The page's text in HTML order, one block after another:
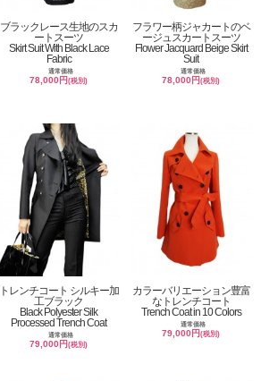
ブラックレース生地のスカ
ートスーツ
Skirt Suit With Black Lace
Fabric
通常価格
78,000円(税別)
フラワー柄ジャカートのベ
ージュスカートスーツ
Flower Jacquard Beige Skirt
Suit
通常価格
78,000円(税別)
トレンチコート シルキー加
工ブラック
Black Polyester Silk
Processed Trench Coat
通常価格
79,000円(税別)
カラーバリエーション豊富
なトレンチコート
Trench Coat in 10 Colors
通常価格
79,000円(税別)